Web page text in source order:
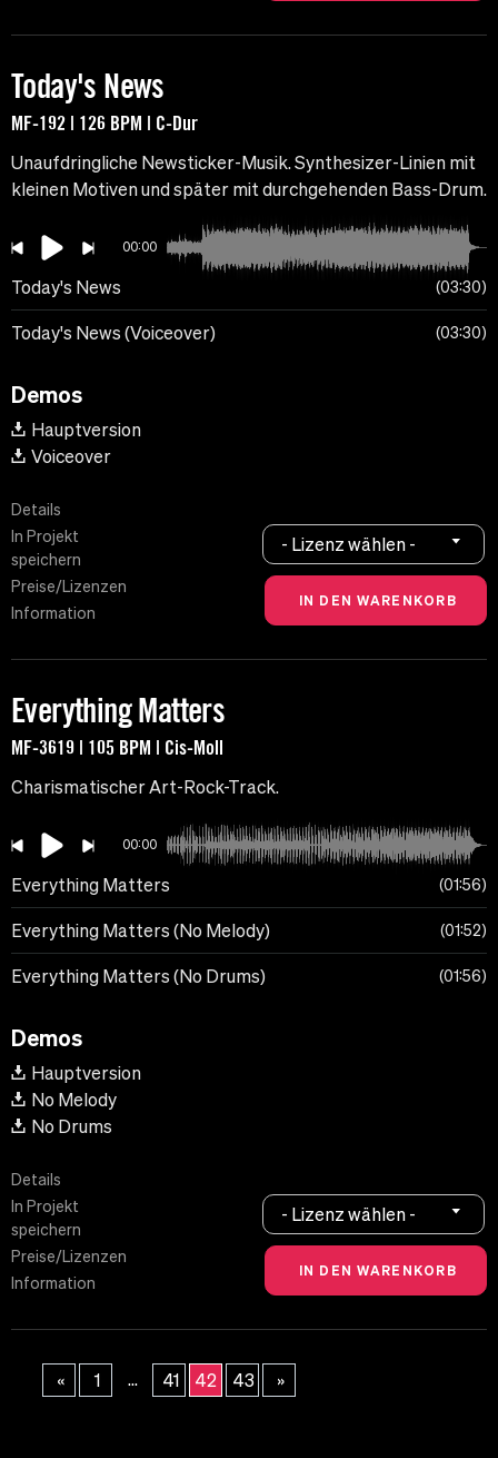
Today's News
MF-192 | 126 BPM | C-Dur
Unaufdringliche Newsticker-Musik. Synthesizer-Linien mit
kleinen Motiven und später mit durchgehenden Bass-Drum.
00:00
Today's News 03:30
Today's News (Voiceover) 03:30
Demos
Hauptversion
Voiceover
Details
In Projekt
speichern
Preise/Lizenzen
Information
- Lizenz wählen -
Everything Matters
MF-3619 | 105 BPM | Cis-Moll
Charismatischer Art-Rock-Track.
00:00
Everything Matters 01:56
Everything Matters (No Melody) 01:52
Everything Matters (No Drums) 01:56
Demos
Hauptversion
No Melody
No Drums
Details
In Projekt
speichern
Preise/Lizenzen
Information
- Lizenz wählen -
« 1 ... 41 42 43 »